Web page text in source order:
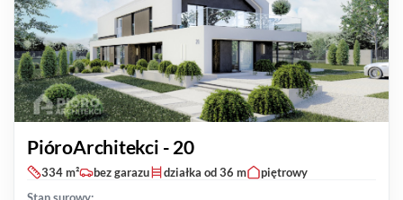
PióroArchitekci - 20
334 m² bez garazu działka od 36 m
piętrowy